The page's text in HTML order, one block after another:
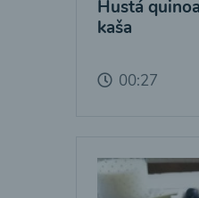
Hustá
kaša
00:27